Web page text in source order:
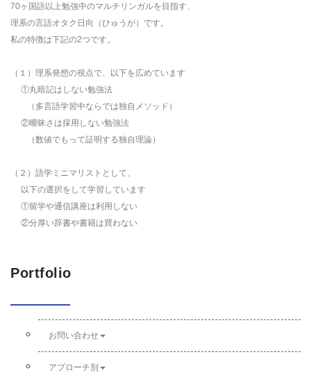
70ヶ国語以上勉強中のマルチリンガルを目指す、
理系の言語オタク日向（ひゅうが）です。
私の特徴は下記の2つです。
（１）理系発想の視点で、以下を広めています
①丸暗記はしない勉強法
（多言語学習中ならでは独自メソッド）
②曖昧さは採用しない勉強法
（数値でもって証明する独自理論）
（２）語学ミニマリストとして、
以下の選択をして学習しています
①留学や通信講座は利用しない
②分厚い辞書や書籍は買わない
Portfolio
お問い合わせ
アプローチ別